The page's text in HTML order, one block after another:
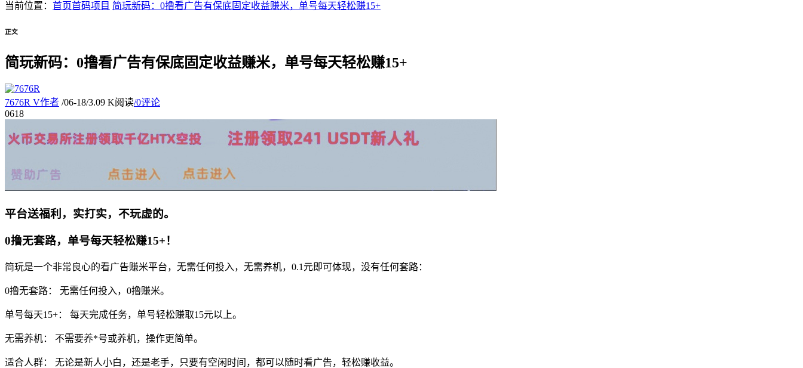
当前位置： 首页首码项目 简玩新码：0撸看广告有保底固定收益赚米，单号每天轻松赚15+
正文
简玩新码：0撸看广告有保底固定收益赚米，单号每天轻松赚15+
7676R V作者 /06-18/3.09 K阅读/0评论
0618
平台送福利，实打实，不玩虚的。
0撸无套路，单号每天轻松赚15+！
简玩是一个非常良心的看广告赚米平台， 无需任何投入， 无需养机， 0.1元即可体现， 没有任何套路：
0撸无套路： 无需任何投入， 0撸赚米。
单号每天15+： 每天完成任务， 单号轻松赚取15元以上。
无需养机： 不需要养*号或养机， 操作更简单。
适合人群： 无论是新人小白， 还是老手， 只要有空闲时间， 都可以随时看广告， 轻松赚收益。